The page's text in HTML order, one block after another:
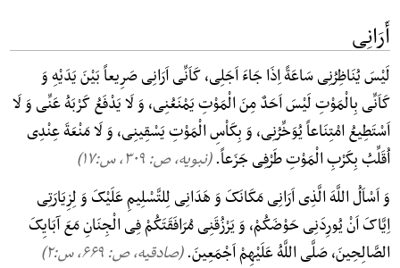
أَرَانِی
لَیْسَ یُنَاظِرُنِی سَاعَةً اِذَا جَاءَ اَجَلِی، کَاَنِّی اَرَانِی صَرِیعاً بَیْنَ یَدَیْهِ وَ
کَاَنِّی بِالْمَوْتِ لَیْسَ اَحَدٌ مِنَ الْمَوْتِ یَمْنَعُنِی، وَ لَا یَدْفَعُ کَرْبَهُ عَنِّی وَ لَا
اَسْتَطِیعُ امْتِنَاعاً یُوَخِّرُنِی، وَ بِکَاْسِ الْمَوْتِ یَسْقِینِی، وَ لَا مَنْعَةَ عِنْدِی
اُقَلِّبُ بِکَرْبِ الْمَوْتِ طَرْفِی جَزَعاً.(نبویه، ص: ۳۰۹, س:۱۷)
وَ اَسْاَلُ اللَّهَ الَّذِی اَرَانِی مَکَانَکَ وَ هَدَانِی لِلتَّسْلِیمِ عَلَیْکَ وَ لِزِیَارَتِی
اِیَّاکَ اَنْ یُورِدَنِی حَوْضَکُمْ، وَ یَرْزُقَنِی مُرَافَقَتَکُمْ فِی الْجِنَانِ مَعَ آبَایِکَ
الصَّالِحِینَ، صَلَّی اللَّهُ عَلَیْهِمْ اَجْمَعِینَ.(صادقیه، ص: ۶۶۹, س:۲)